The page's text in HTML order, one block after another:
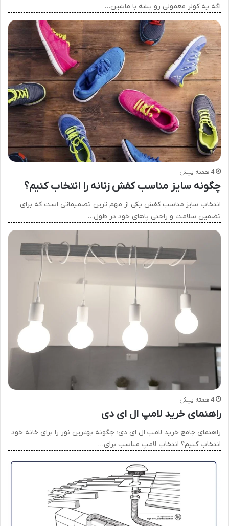
اگه یه کولر معمولی رو بشه با ماشین…
4 هفته پیش
چگونه سایز مناسب کفش زنانه را انتخاب کنیم؟
انتخاب سایز مناسب کفش یکی از مهم ترین تصمیماتی است که برای
تضمین سلامت و راحتی پاهای خود در طول…
4 هفته پیش
راهنمای خرید لامپ ال ای دی
راهنمای جامع خرید لامپ ال ای دی؛ چگونه بهترین نور را برای خانه خود
انتخاب کنیم؟ انتخاب لامپ مناسب برای…